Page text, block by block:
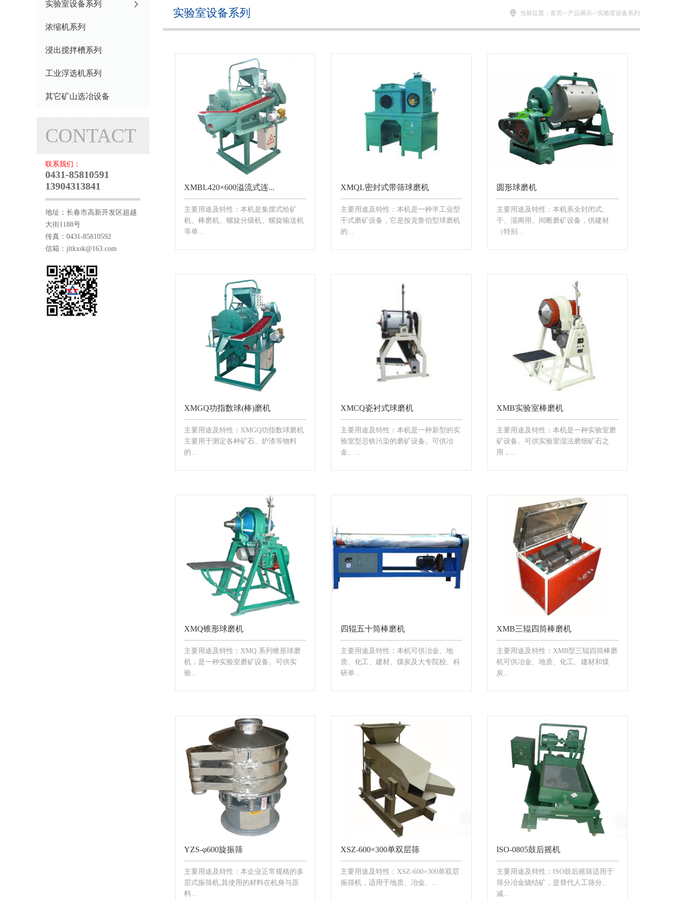
实验室设备系列
浓缩机系列
浸出搅拌槽系列
工业浮选机系列
其它矿山选冶设备
CONTACT
联系我们：
0431-85810591
13904313841
地址：长春市高新开发区超越
大街1188号
传真：0431-85810592
信箱：jltkxsk@163.com
实验室设备系列 当前位置： 首页->产品展示->实验室设备系列
XMBL420×600溢流式连...
主要用途及特性：本机是集摆式给矿
机、棒磨机、螺旋分级机、螺旋输送机
等单...
XMQL密封式带筛球磨机
主要用途及特性：本机是一种半工业型
干式磨矿设备，它是按克鲁伯型球磨机
的...
圆形球磨机
主要用途及特性：本机系全封闭式、
干、湿两用、间断磨矿设备，供建材
（特别...
XMGQ功指数球(棒)磨机
主要用途及特性：XMGQ功指数球磨机
主要用于测定各种矿石、炉渣等物料
的...
XMCQ瓷衬式球磨机
主要用途及特性：本机是一种新型的实
验室型忌铁污染的磨矿设备。可供冶
金、...
XMB实验室棒磨机
主要用途及特性：本机是一种实验室磨
矿设备。可供实验室湿法磨细矿石之
用，...
XMQ锥形球磨机
主要用途及特性：XMQ 系列锥形球磨
机，是一种实验室磨矿设备。可供实
验...
四辊五十筒棒磨机
主要用途及特性：本机可供冶金、地
质、化工、建材、煤炭及大专院校、科
研单...
XMB三辊四筒棒磨机
主要用途及特性：XMB型三辊四筒棒磨
机可供冶金、地质、化工、建材和煤
炭...
YZS-φ600旋振筛
主要用途及特性：本企业正常规格的多
层式振筛机,其使用的材料在机身与原
料...
XSZ-600×300单双层筛
主要用途及特性：XSZ-600×300单双层
振筛机，适用于地质、冶金、...
ISO-0805鼓后摇机
主要用途及特性：ISO鼓后摇筛适用于
筛分冶金烧结矿，是替代人工筛分、
减...